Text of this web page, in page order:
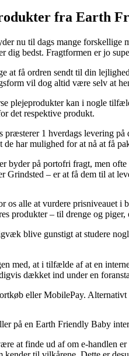
fra Earth
nu til dags mange
dig bedst. Fragtformen er jo
at få ordren sendt til din
vil dog altid være selv at
plejeprodukter kan i nogle
det respektive produkt.
præsterer 1 hverdags levering
har mulighed for at nå at få
byder på portofri fragt, men
Grindsted – er at få dem til at
os alle at vurdere prisniveauet i
produkter – til drenge og
blive gunstigt at studere
med, at i tilfælde af at en
dækket ind under en
eller MobilePay. Alternativt
på en Earth Friendly Baby
at finde ud af om e-handlen